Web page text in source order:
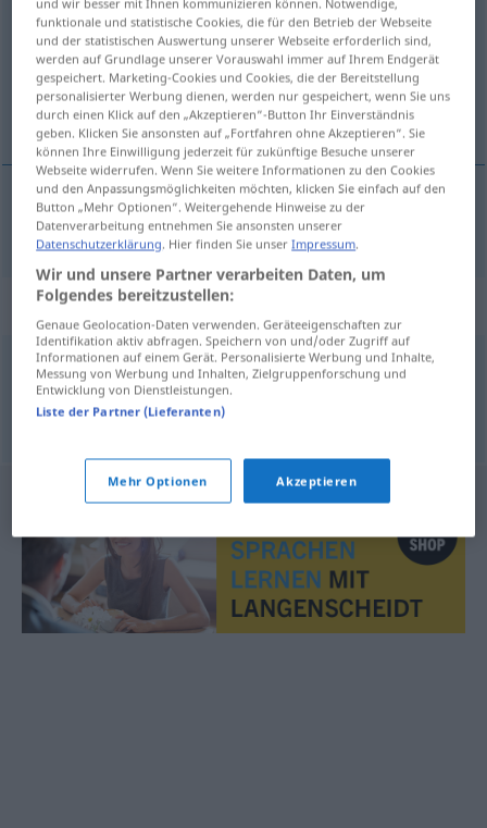
Übersicht aller Übersetzungen
(Für mehr Details die Übersetzung anklicken/antippen)
link
link Link IT
Synonyme für "Link"
Verknüpfung
funktionale und statistische Cookies, die für den Betrieb der Webseite
und der statistischen Auswertung unserer Webseite erforderlich sind,
werden auf Grundlage unserer Vorauswahl immer auf Ihrem Endgerät
gespeichert. Marketing-Cookies und Cookies, die der Bereitstellung
personalisierter Werbung dienen, werden nur gespeichert, wenn Sie uns
durch einen Klick auf den „Akzeptieren“-Button Ihr Einverständnis
geben. Klicken Sie ansonsten auf „Fortfahren ohne Akzeptieren“. Sie
können Ihre Einwilligung jederzeit für zukünftige Besuche unserer
Webseite widerrufen. Wenn Sie weitere Informationen zu den Cookies
und den Anpassungsmöglichkeiten möchten, klicken Sie einfach auf den
Button „Mehr Optionen“. Weitergehende Hinweise zu der
Datenverarbeitung entnehmen Sie ansonsten unserer
Datenschutzerklärung . Hier finden Sie unserImpressum
Wir und unsere Partner verarbeiten Daten, um
Folgendes bereitzustellen:
Genaue Geolocation-Daten verwenden. Geräteeigenschaften zur
Identifikation aktiv abfragen. Speichern von und/oder Zugriff auf
Informationen auf einem Gerät. Personalisierte Werbung und Inhalte,
Messung von Werbung und Inhalten, Zielgruppenforschung und
Entwicklung von Dienstleistungen.
Liste der Partner (Lieferanten)
Mehr Optionen Akzeptieren